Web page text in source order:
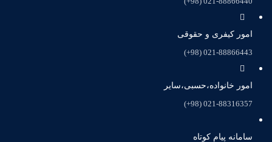
امور کیفری و حقوقی
021-88866443 (98+)
امور خانواده،حسبی،سایر
021-88316357 (98+)
سامانه پیام کوتاه